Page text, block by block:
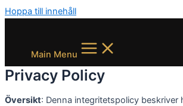
Hoppa till innehåll
Main Menu
Privacy Policy
Översikt: Denna integritetspolicy beskriver